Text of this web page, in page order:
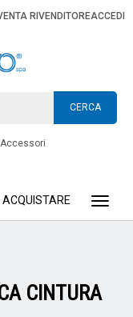
RIVENDITOREACCEDI
CERCA
Accessori
ACQUISTARE
CINTURA